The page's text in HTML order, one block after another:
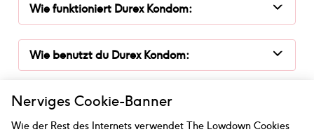
Wie funktioniert Durex Kondom:
Wie benutzt du Durex Kondom:
Wie sicher istDurex Kondom
Nerviges Cookie-Banner
Wie der Rest des Internets verwendet The Lowdown Cookies